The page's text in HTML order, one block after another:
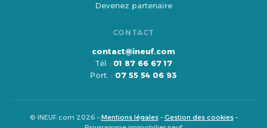
Devenez partenaire
CONTACT
contact@ineuf.com
Tél : 01 87 66 67 17
Port. : 07 55 54 06 93
© INEUF.com 2026 –Mentions légales–Gestion des cookies–